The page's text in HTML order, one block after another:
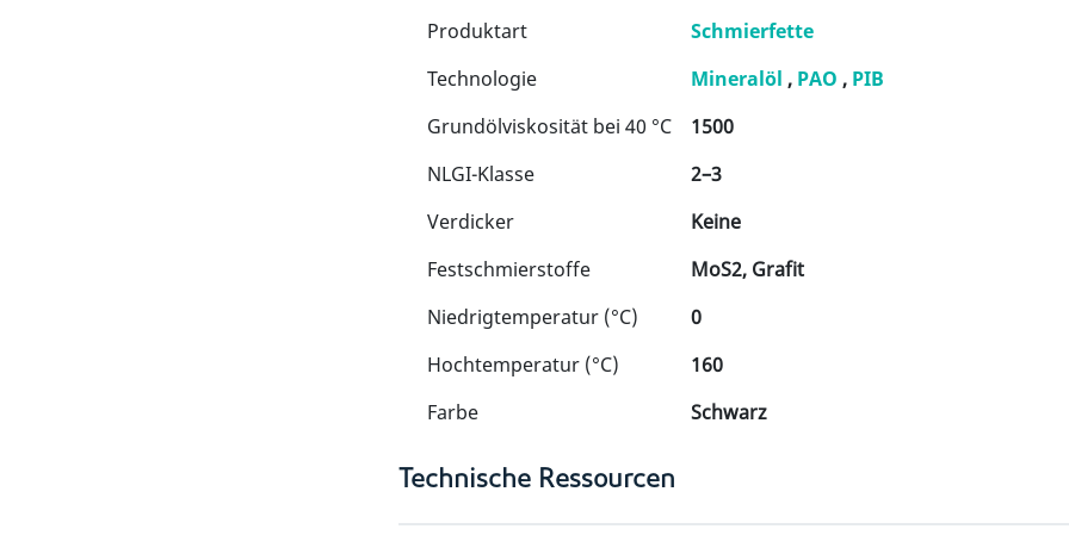
Produktart
Schmierfette
Technologie
Mineralöl , PAO , PIB
Grundölviskosität bei 40 °C
1500
NLGI-Klasse
2–3
Verdicker
Keine
Festschmierstoffe
MoS2, Grafit
Niedrigtemperatur (°C)
0
Hochtemperatur (°C)
160
Farbe
Schwarz
Technische Ressourcen